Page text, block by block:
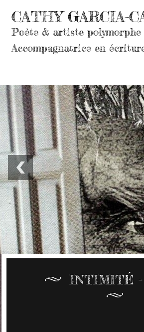
CATHY GARCIA-
Poète & artiste polymorphe
Accompagnatrice en
INTIMITÉ -